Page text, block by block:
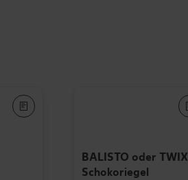
BALISTO oder TWIX
Schokoriegel